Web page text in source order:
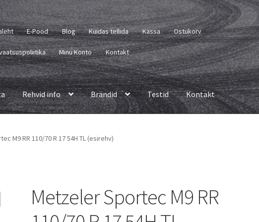
E-Pood Blog Kuidas tellida Kassa Ostukorv
Minu Konto Kontakt
Rehvid info Brändid Testid Kontakt
M9 RR 110/70 R 17 54H TL (esirehv)
Metzeler Sportec M9 RR